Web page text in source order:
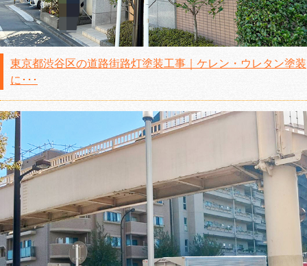
東京都渋谷区の道路街路灯塗装工事｜ケレン・ウレタン塗装
に･･･